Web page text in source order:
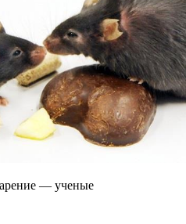
— ученые